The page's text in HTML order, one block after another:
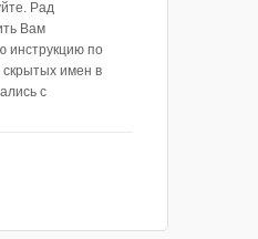
Рад
Вам
инструкцию по
имен в
с